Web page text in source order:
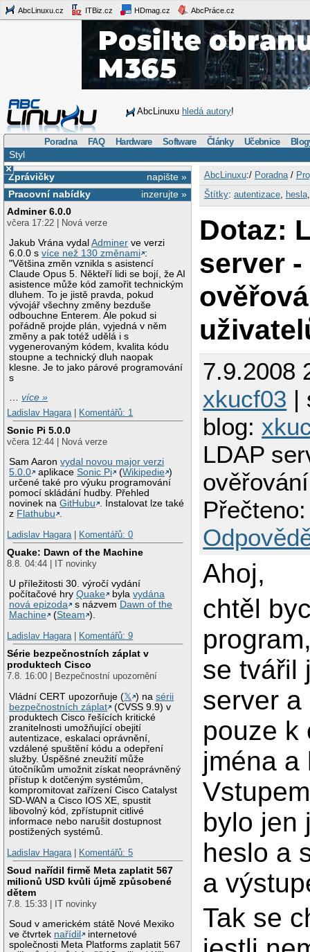
AbcLinuxu.cz ITBiz.cz HDmag.cz AbcPráce.cz
AbcLinuxu hledá autory!
Poradna FAQ Hardware Software Články Učebnice
Styl
×
napište »
Zprávičky
inzerujte »
Pracovní nabídky
Adminer 6.0.0
včera 17:22 | Nová verze
Jakub Vrána vydalAdminer ve verzi
6.0.0 svíce než 130 změnami :
"Většina změn vznikla s asistencí
Claude Opus 5. Někteří lidi se bojí, že AI
asistence může kód zamořit technickým
dluhem. To je jistě pravda, pokud
vývojář všechny změny bezduše
odbouchne Enterem. Ale pokud si
pořádně projde plán, vyjedná v něm
změny a pak totéž udělá i s
vygenerovaným kódem, kvalita kódu
stoupne a technický dluh naopak
klesne. Je to jako párové programování
s
…více »
Ladislav Hagara
Komentářů: 1
Sonic Pi 5.0.0
včera 12:44 | Nová verze
Sam Aaronvydal novou major verzi
5.0.0
aplikaceSonic Pi (Wikipedie )
určené také pro výuku programování
pomocí skládání hudby. Přehled
novinek naGitHubu . Instalovat lze také
z Flathubu .
Ladislav Hagara
Komentářů: 0
Quake: Dawn of the Machine
8.8. 04:44 | IT novinky
U příležitosti 30. výročí vydání
počítačové hryQuake bylavydána
nová epizoda
s názvem Dawn of the
Machine
(Steam ).
Ladislav Hagara
Komentářů: 9
Série bezpečnostních záplat v
produktech Cisco
7.8. 16:00 | Bezpečnostní upozornění
Vládní CERT upozorňuje (𝕏 ) nasérii
bezpečnostních záplat
(CVSS 9.9) v
produktech Cisco řešících kritické
zranitelnosti umožňující obejití
autentizace, eskalaci oprávnění,
vzdálené spuštění kódu a odepření
služby. Úspěšné zneužití může
útočníkům umožnit získat neoprávněný
přístup k dotčeným systémům,
kompromitovat zařízení Cisco Catalyst
SD-WAN a Cisco IOS XE, spustit
libovolný kód, zpřístupnit citlivé
informace nebo narušit dostupnost
postižených systémů.
Ladislav Hagara
Komentářů: 5
Soud nařídil firmě Meta zaplatit 567
milionů USD kvůli újmě způsobené
dětem
7.8. 15:33 | IT novinky
Soud v americkém státě Nové Mexiko
ve čtvrtek nařídil
internetové
společnosti Meta Platforms zaplatit 567
AbcLinuxu:/ Poradna/
Štítky: autentizace, hesla
Dotaz:
server
7.9.2008
xkucf03 |
blog:
LDAP
Ahoj,
chtěl
se tvářil
server
pouze k
jména a
bylo jen
heslo a
a
Tak se